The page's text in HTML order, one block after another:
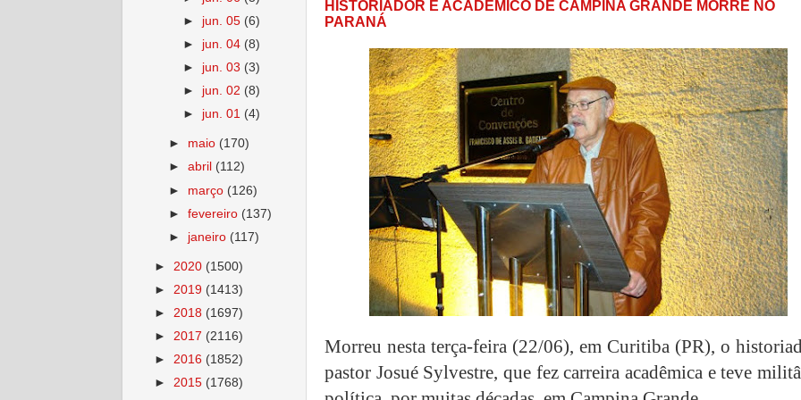
HISTORIADOR E ACADÊMICO DE CAMPINA GRANDE MORRE NO
PARANÁ
Morreu nesta terça-feira (22/06), em Curitiba (PR), o
pastor Josué Sylvestre, que fez carreira acadêmica e teve
► jun. 05 (6)
► jun. 04 (8)
► jun. 03 (3)
► jun. 02 (8)
► jun. 01 (4)
► maio (170)
►abril (112)
► março (126)
►fevereiro (137)
► janeiro (117)
► 2020 (1500)
► 2019 (1413)
► 2018 (1697)
► 2017 (2116)
► 2016 (1852)
► 2015 (1768)